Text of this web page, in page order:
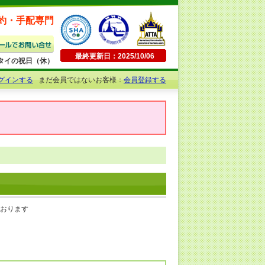
・手配専門
の祝日（休）
最終更新日：2025/10/06
インするまだ会員ではないお客様：会員登録する
ります